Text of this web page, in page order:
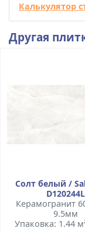
Калькулятор
Другая
Солт белый /
D120244L
Керамогранит
9.5мм
Упаковка: 1.44